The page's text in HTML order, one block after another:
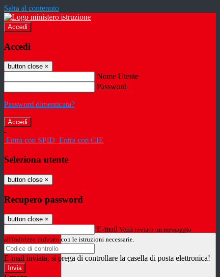
Salta al contenuto
Accedi
Accedi
button close ×
Nome Utente
Password
Password dimenticata?
-
Entra con SPID Entra con CIE
Seleziona utente
button close ×
Recupero password
button close ×
E-mail Verrà inviato un messaggio
all'indirizzo indicato con le istruzioni necessarie.
E-mail inviata, si prega di controllare la casella di posta elettronica!